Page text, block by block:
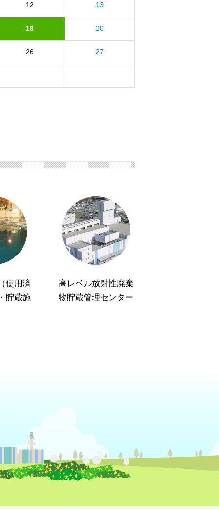
12 13
19 20
26 27
使用済
貯蔵施
高レベル放射性廃棄
物貯蔵管理センター